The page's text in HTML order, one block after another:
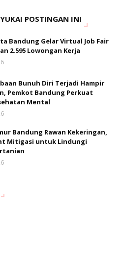
POSTINGAN INI
Bandung Gelar Virtual Job Fair
2.595 Lowongan Kerja
Bunuh Diri Terjadi Hampir
Pemkot Bandung Perkuat
Mental
Bandung Rawan Kekeringan,
Mitigasi untuk Lindungi